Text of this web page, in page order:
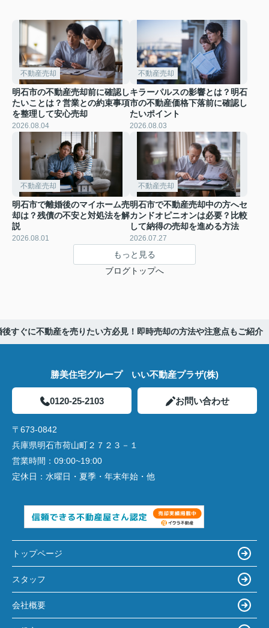
不動産売却
明石市の不動産売却前に確認し
たいことは？営業との約束事項
を整理して安心売却
2026.08.04
不動産売却
キラーパルスの影響とは？明石
市の不動産価格下落前に確認し
たいポイント
2026.08.03
不動産売却
明石市で離婚後のマイホーム売
却は？残債の不安と対処法を解
説
2026.08.01
不動産売却
明石市で不動産売却中の方へセ
カンドオピニオンは必要？比較
して納得の売却を進める方法
2026.07.27
もっと見る
ブログトップへ
すぐに不動産を売りたい方必見！即時売却の方法や注意点もご紹介
勝美住宅グループ いい不動産プラザ(株)
0120-25-2103 お問い合わせ
〒673-0842
兵庫県明石市荷山町２７２３－１
営業時間： 09:00~19:00
定休日： 水曜日・夏季・年末年始・他
トップページ
スタッフ
会社概要